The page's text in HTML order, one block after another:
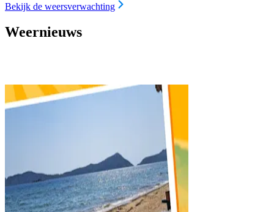
Bekijk de weersverwachting
Weernieuws